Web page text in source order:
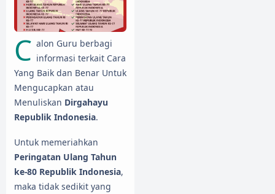
C alon Guru berbagi
informasi terkait Cara
Yang Baik dan Benar Untuk
Mengucapkan atau
Menuliskan Dirgahayu
Republik Indonesia.
Untuk memeriahkan
Peringatan Ulang Tahun
ke-80 Republik Indonesia,
maka tidak sedikit yang